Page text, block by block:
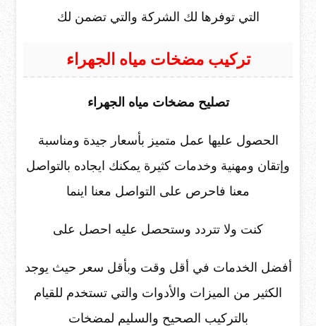
التي توفرها لك الشركة والتي تضمن لك
تركيب مضخات مياه الجهراء
تصليح مضخات مياه الجهراء
الحصول عليها عمل متميز بأسعار جيدة ومناسبة
وإتقان ومهنية وخدمات كثيرة يمكنك ايجاده بالتواصل
معنا فاحرص على التواصل معنا اينما
كنت ولا تتردد وستحصل عليه احصل على
أفضل الخدمات في أقل وقت وبأقل سعر حيث يوجد
الكثير من الميزات والأدوات والتي تستخدم للقيام
بالتركيب الصحيح والسليم لمضخات